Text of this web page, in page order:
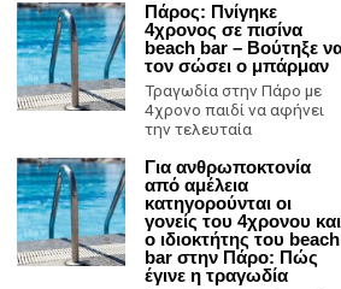
Πάρος: Πνίγηκε
4χρονος σε πισίνα
beach bar – Βούτηξε
τον σώσει ο μπάρμαν
Τραγωδία στην Πάρο με
4χρονο παιδί να αφήνει
την τελευταία
Για ανθρωποκτονία
από αμέλεια
κατηγορούνται οι
γονείς του 4χρονου και
ο ιδιοκτήτης του beach
bar στην Πάρο: Πώς
έγινε η τραγωδία